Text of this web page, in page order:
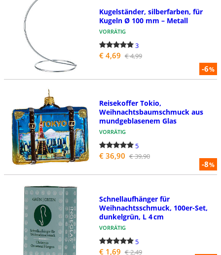
-6%
Kugelständer, silberfarben, für
Kugeln Ø 100 mm – Metall
VORRÄTIG
3
€ 4,69 € 4,99
-8%
Reisekoffer Tokio,
Weihnachtsbaumschmuck aus
mundgeblasenem Glas
VORRÄTIG
5
€ 36,90 € 39,90
Schnellaufhänger für
Weihnachtsschmuck, 100er-Set,
dunkelgrün, L 4 cm
VORRÄTIG
5
€ 1,69 € 2,49